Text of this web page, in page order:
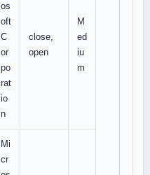
os
oft
C
or
po
rat
io
n
close,
open
M
ed
iu
m
Mi
cr